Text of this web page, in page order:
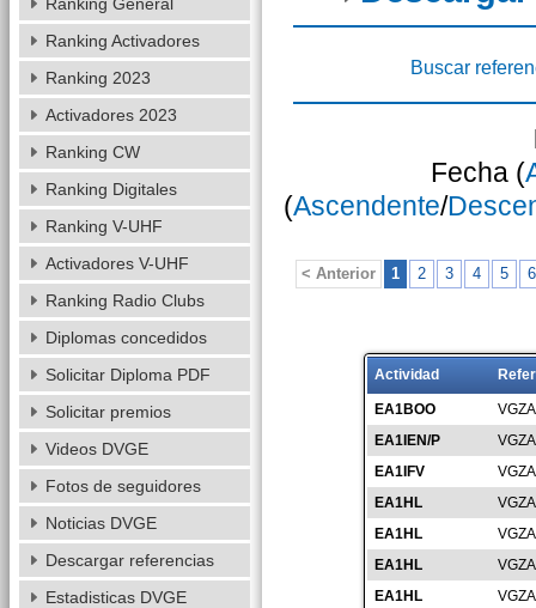
Buscar
Fecha (
(Ascendente/
< Anterior 1 2 3 4 5 6
Actividad
EA1BOO
EA1IEN/P
EA1IFV
EA1HL
EA1HL
EA1HL
EA1HL
Ranking Activadores
Ranking 2023
Activadores 2023
Ranking CW
Ranking Digitales
Ranking V-UHF
Activadores V-UHF
Ranking Radio Clubs
Diplomas concedidos
Solicitar Diploma PDF
Solicitar premios
Videos DVGE
Fotos de seguidores
Noticias DVGE
Descargar referencias
Estadisticas DVGE